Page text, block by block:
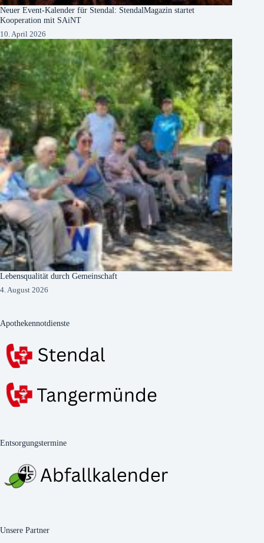
Neuer Event-Kalender für Stendal: StendalMagazin startet
Kooperation mit SAiNT
10. April 2026
Lebensqualität durch Gemeinschaft
4. August 2026
Apothekennotdienste
Entsorgungstermine
Unsere Partner